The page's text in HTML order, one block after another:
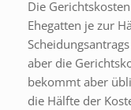
Die
Ehegatten je zur
aber die
bekommt aber
die Hälfte der